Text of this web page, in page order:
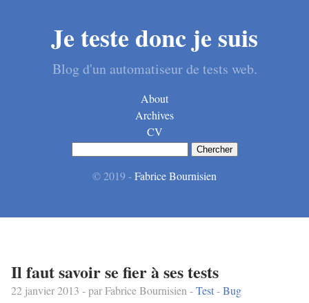
Je teste donc je suis
Blog d'un automatiseur de tests web.
About
Archives
CV
© 2019 -Fabrice Bournisien
Il faut savoir se fier à ses tests
22 janvier 2013 - par Fabrice Bournisien -Test-Bug